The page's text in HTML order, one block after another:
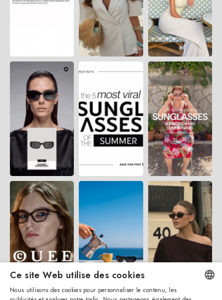
Ce site Web utilise des cookies
Nous utilisons des cookies pour personnaliser le contenu, les